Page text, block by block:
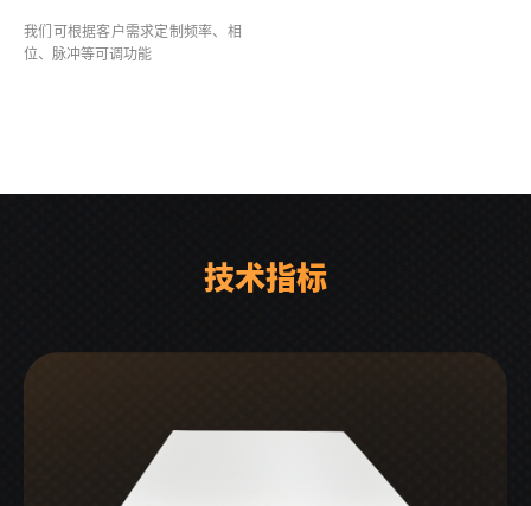
我们可根据客户需求定制频率、相
位、脉冲等可调功能
技术指标